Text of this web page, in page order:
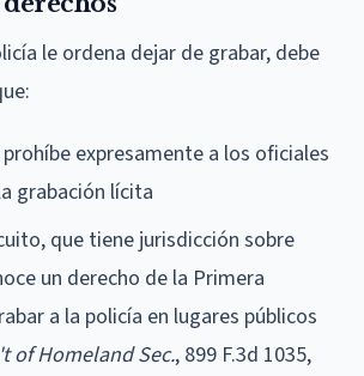
le ordena dejar de grabar, debe
prohíbe expresamente a los oficiales
grabación lícita
que tiene jurisdicción sobre
un derecho de la Primera
a la policía en lugares públicos
of Homeland Sec., 899 F.3d 1035,